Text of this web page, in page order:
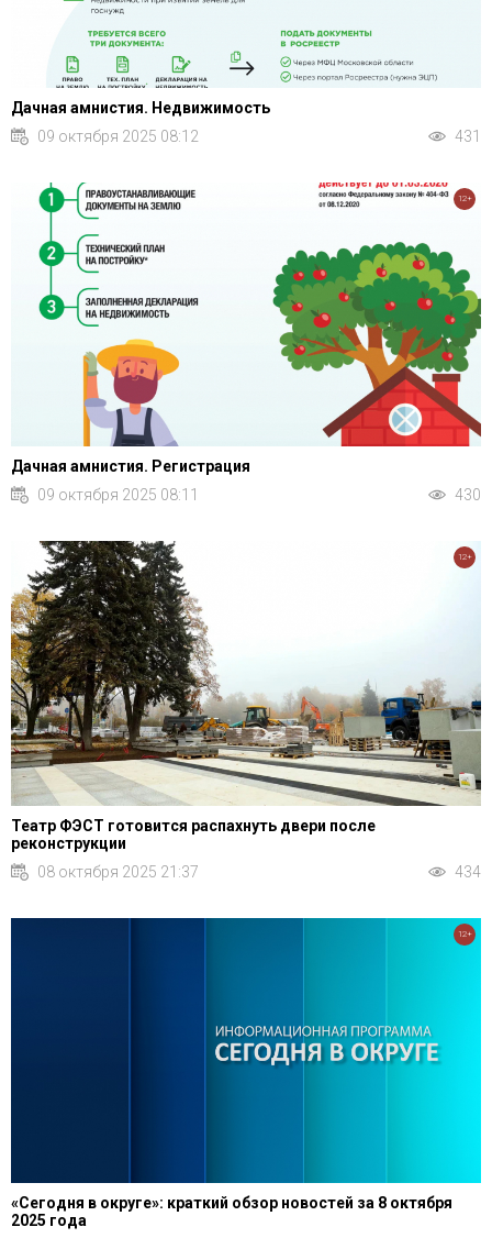
Дачная амнистия. Недвижимость
09 октября 2025 08:12
431
Дачная амнистия. Регистрация
09 октября 2025 08:11
430
12+
Театр ФЭСТ готовится распахнуть двери после
реконструкции
08 октября 2025 21:37
434
12+
«Сегодня в округе»: краткий обзор новостей за 8 октября
2025 года
12+